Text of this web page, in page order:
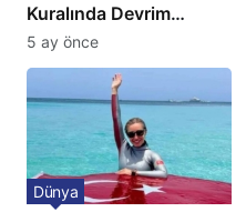
Kuralında Devrim
Niteliğinde Onay
5 ay önce
Dünya